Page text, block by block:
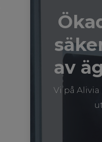
av
Vi på